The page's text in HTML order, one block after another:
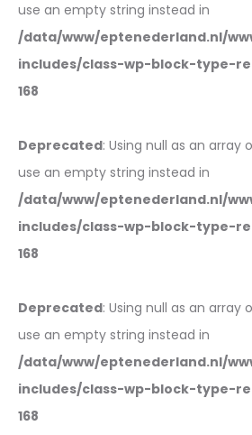
use an empty string instead in
/data/www/eptenederland.nl/
includes/class-wp-block-type-
168
Deprecated: Using null as an
use an empty string instead in
/data/www/eptenederland.nl/
includes/class-wp-block-type-
168
Deprecated: Using null as an
use an empty string instead in
/data/www/eptenederland.nl/
includes/class-wp-block-type-
168